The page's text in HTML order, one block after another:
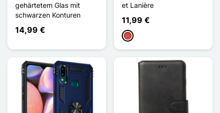
gehärtetem Glas mit
schwarzen Konturen
14,99 €
et Lanière
11,99 €
Rot